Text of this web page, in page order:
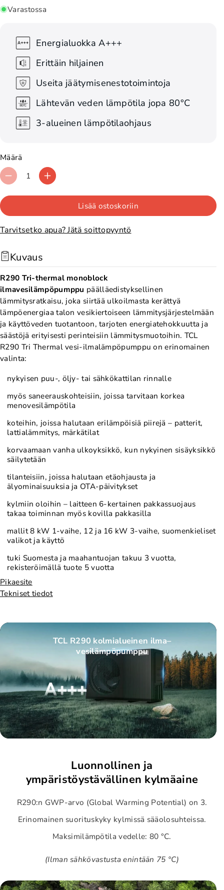
Varastossa
Energialuokka A+++
Erittäin hiljainen
Useita jäätymisenestotoimintoja
Lähtevän veden lämpötila jopa 80°C
3-alueinen lämpötilaohjaus
Määrä
V
ä
n
n
ä
t
u
o
t
t
e
e
I
l
m
a
v
e
s
i
l
ä
m
p
ö
p
u
m
p
u
T
i
-
t
h
e
r
W
L
i
ä
o
t
t
e
e
n
m
a
v
e
s
i
ä
m
p
ö
p
u
m
p
u
r
i
t
h
e
r
m
a
2
0
1
W
ä
Lisää ostoskoriin
Tarvitsetko apua? Jätä soittopyyntö
Kuvaus
R290 Tri-thermal monoblock
ilmavesilämpöpumppu päälläedistyksellinen
lämmitysratkaisu, joka siirtää ulkoilmasta kerättyä
lämpöenergiaa talon vesikiertoiseen lämmitysjärjestelmään
ja käyttöveden tuotantoon, tarjoten energiatehokkuutta ja
säästöjä erityisesti perinteisiin lämmitysmuotoihin. TCL
R290 Tri Thermal vesi-ilmalämpöpumppu on erinomainen
valinta:
nykyisen puu-, öljy- tai sähkökattilan rinnalle
myös saneerauskohteisiin, joissa tarvitaan korkea
menovesilämpötila
koteihin, joissa halutaan erilämpöisiä piirejä – patterit,
lattialämmitys, märkätilat
korvaamaan vanha ulkoyksikkö, kun nykyinen sisäyksikkö
säilytetään
tilanteisiin, joissa halutaan etäohjausta ja
älyominaisuuksia ja OTA-päivitykset
kylmiin oloihin – laitteen 6-kertainen pakkassuojaus
takaa toiminnan myös kovilla pakkasilla
mallit 8 kW 1-vaihe, 12 ja 16 kW 3-vaihe, suomenkieliset
valikot ja käyttö
tuki Suomesta ja maahantuojan takuu 3 vuotta,
rekisteröimällä tuote 5 vuotta
Pikaesite
Tekniset tiedot
TCL R290 kolmialueinen ilma–
vesilämpöpumppu
Luonnollinen ja
ympäristöystävällinen kylmäaine
R290:n GWP-arvo (Global Warming Potential) on 3.
Erinomainen suorituskyky kylmissä sääolosuhteissa.
Maksimilämpötila vedelle: 80 °C.
(Ilman sähkövastusta enintään 75 °C)